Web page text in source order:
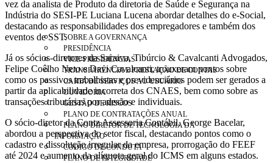
SOBRE A GOVERNANÇA
PRESIDÊNCIA
VICE-PRESIDÊNCIAS
TRANSPARÊNCIA E PRESTAÇÃO DE CONTAS
CARTA DE SERVIÇOS AO USUÁRIO
OUVIDORIA
GESTÃO DE RISCOS
PLANO DE CONTRATAÇÕES ANUAL
PLANO DIRETOR DE TECNOLOGIA DA
INFORMAÇÃO
CÓDIGO DE CONDUTA
PLANO DE INTEGRIDADE
vez da analista de Produto da diretoria de Saúde e Segurança na
Indústria do SESI-PE Luciana Lucena abordar detalhes do e-Social,
destacando as responsabilidades dos empregadores e também dos
eventos de SST.
Já os sócios-diretores da Saraiva, Tibúrcio & Cavalcanti Advogados,
Felipe Coêlho Neto e Davi Cavalcanti, trouxeram pontos sobre
como os passivos trabalhistas e previdenciários podem ser gerados a
partir da aplicabilidade incorreta dos CNAES, bem como sobre as
transações tributárias por adesão e individuais.
O sócio-diretor da Contz Assessoria Contábil, George Bacelar,
abordou a perspectiva do setor fiscal, destacando pontos como o
cadastro e dissolução irregular da empresa, prorrogação do FEEF
até 2024 e aumento da alíquota geral do ICMS em alguns estados.